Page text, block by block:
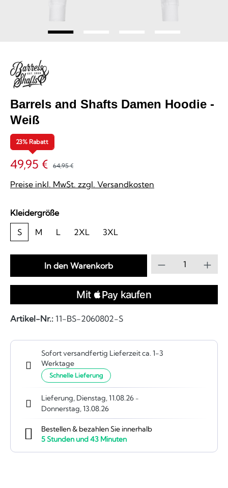
Barrels and Shafts Damen Hoodie -
Weiß
23% Rabatt
49,95 € 64,95 €
Preise inkl. MwSt. zzgl. Versandkosten
Kleidergrößeauswählen
S
M L 2XL 3XL
Produkt
In den Warenkorb
Artikel-Nr.: 11-BS-2060802-S
Sofort versandfertig Lieferzeit ca. 1-3
Werktage
Schnelle Lieferung
Lieferung, Dienstag, 11.08.26 -
Donnerstag, 13.08.26
Bestellen & bezahlen Sie innerhalb
5Stunden und 43 Minuten